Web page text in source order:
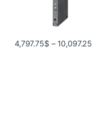
4,797.75$– 10,097.25